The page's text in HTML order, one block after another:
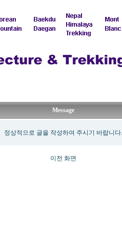
Message
정상적으로 글을 작성하여 주시기 바랍니다.
이전 화면